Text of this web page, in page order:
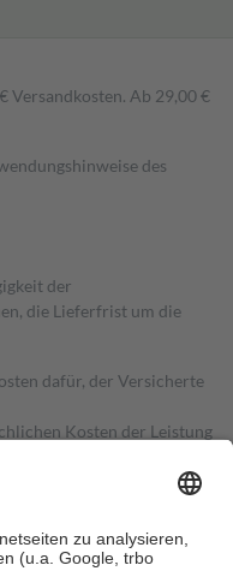
Versandkosten. Ab 29,00 €
des
der
die Lieferfrist um die
dafür, der Versicherte
Kosten der Leistung